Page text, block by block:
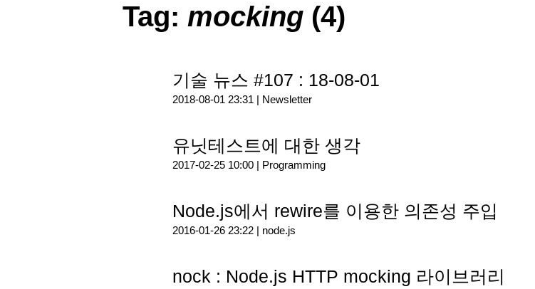
Tag: mocking (4)
기술 뉴스 #107 : 18-08-01
2018-08-01 23:31 | Newsletter
유닛테스트에 대한 생각
2017-02-25 10:00 | Programming
Node.js에서 rewire를 이용한 의존성 주입
2016-01-26 23:22 | node.js
nock : Node.js HTTP mocking 라이브러리